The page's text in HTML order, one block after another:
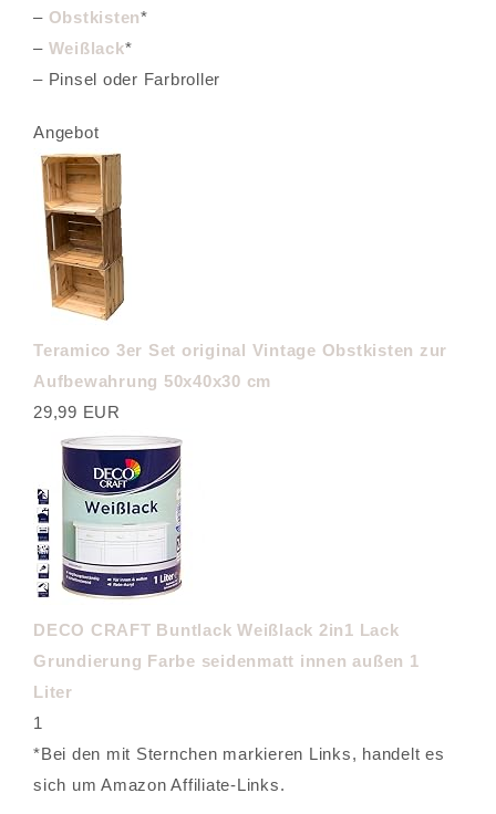
– Obstkisten*
– Weißlack*
– Pinsel oder Farbroller
Angebot
Teramico 3er Set original Vintage Obstkisten zur
Aufbewahrung 50x40x30 cm
29,99 EUR
DECO CRAFT Buntlack Weißlack 2in1 Lack
Grundierung Farbe seidenmatt innen außen 1
Liter
1
*Bei den mit Sternchen markieren Links, handelt es
sich um Amazon Affiliate-Links.